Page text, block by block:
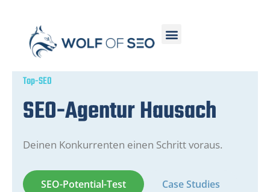
Top-SEO
SEO-Agentur Hausach
Deinen Konkurrenten einen Schritt voraus.
SEO-Potential-Test Case Studies